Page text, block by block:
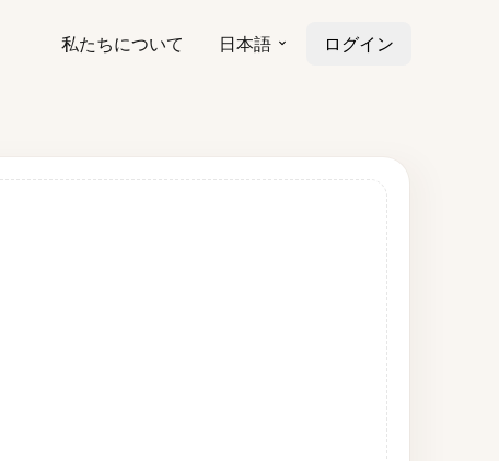
私たちについて 日本語 ログイン